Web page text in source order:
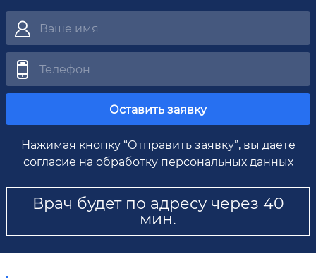
Оставить заявку
Нажимая кнопку “Отправить заявку”, вы даете
согласие на обработку персональных данных
Врач будет по адресу через 40
мин.